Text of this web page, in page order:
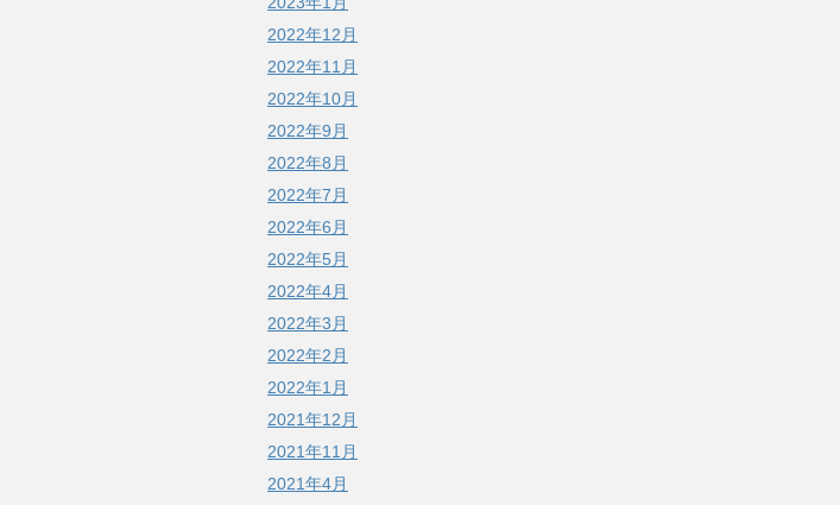
2022年12月
2022年11月
2022年10月
2022年9月
2022年8月
2022年7月
2022年6月
2022年5月
2022年4月
2022年3月
2022年2月
2022年1月
2021年12月
2021年11月
2021年4月